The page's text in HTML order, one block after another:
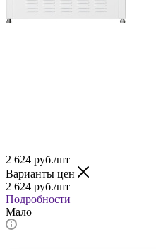
2 624 руб./шт
Варианты цен
2 624 руб./шт
Подробности
Мало